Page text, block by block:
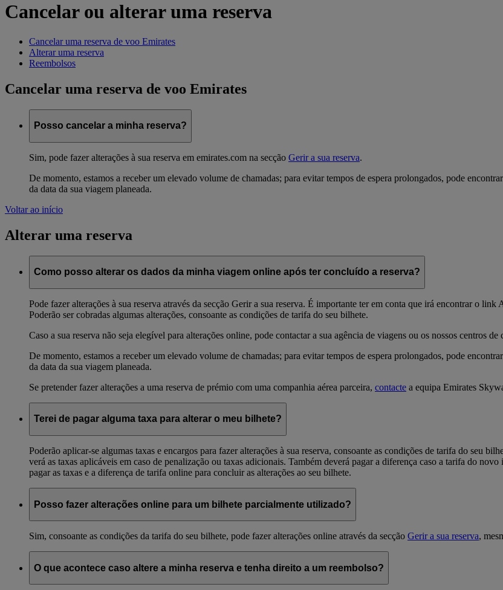
Cancelar ou alterar uma reserva
Cancelar uma reserva de voo Emirates
Alterar uma reserva
Reembolsos
Cancelar uma reserva de voo Emirates
Posso cancelar a minha reserva?
Sim, pode fazer alterações à sua reserva em emirates.com na secção Gerir a sua reserva.
De momento, estamos a receber um elevado volume de chamadas; para evitar tempos de espera prolongados, pode
da data da sua viagem planeada.
Voltar ao início
Alterar uma reserva
Como posso alterar os dados da minha viagem online após ter concluído a reserva?
Pode fazer alterações à sua reserva através da secção Gerir a sua reserva. É importante ter em conta que irá encontrar o
Poderão ser cobradas algumas alterações, consoante as condições de tarifa do seu bilhete.
Caso a sua reserva não seja elegível para alterações online, pode contactar a sua agência de viagens ou os nossos centros
De momento, estamos a receber um elevado volume de chamadas; para evitar tempos de espera prolongados, pode
da data da sua viagem planeada.
Se pretender fazer alterações a uma reserva de prémio com uma companhia aérea parceira, contacte a equipa Emirates
Terei de pagar alguma taxa para alterar o meu bilhete?
Poderão aplicar-se algumas taxas e encargos para fazer alterações à sua reserva, consoante as condições de tarifa do seu
verá as taxas aplicáveis em caso de penalização ou taxas adicionais. Também deverá pagar a diferença caso a tarifa do
pagar as taxas e a diferença de tarifa online para concluir as alterações ao seu bilhete.
Posso fazer alterações online para um bilhete parcialmente utilizado?
Sim, consoante as condições da tarifa do seu bilhete, pode fazer alterações online através da secção Gerir a sua reserva,
O que acontece caso altere a minha reserva e tenha direito a um reembolso?